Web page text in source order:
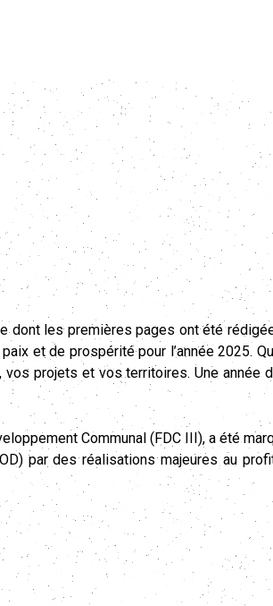
dont les premières pages ont été
et de prospérité pour l’année 2025.
projets et vos territoires. Une année
Communal (FDC III), a été
par des réalisations majeures au